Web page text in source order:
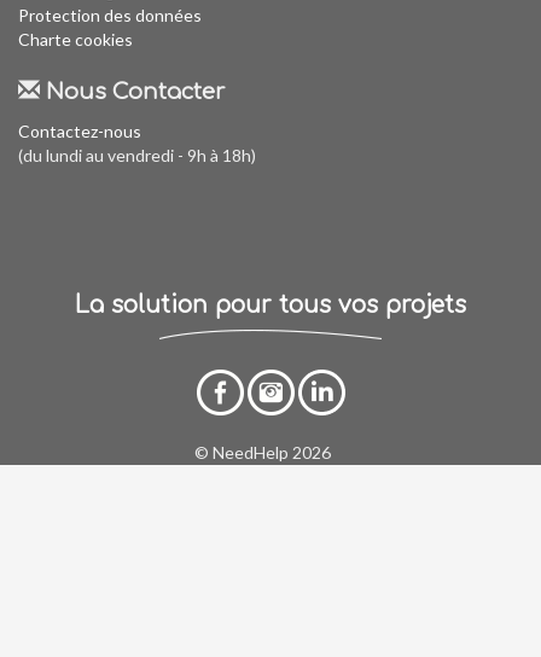
Protection des données
Charte cookies
Nous Contacter
Contactez-nous
(du lundi au vendredi - 9h à 18h)
La solution pour tous vos projets
© NeedHelp 2026